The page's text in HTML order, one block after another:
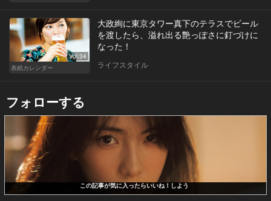
Vol.34
表紙カレンダー
大政絢に東京タワー真下のテラスでビール
を渡したら、溢れ出る艶っぽさに釘づけに
なった！
ライフスタイル
フォローする
この記事が気に入ったらいいね！しよう